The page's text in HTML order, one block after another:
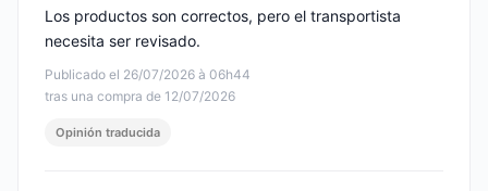
Publicado el 26/07/2026 à 06h44
tras una compra de 12/07/2026
Los productos son correctos, pero el transportista
necesita ser revisado.
Opinión traducida